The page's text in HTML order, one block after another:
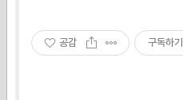
공감 구독하기